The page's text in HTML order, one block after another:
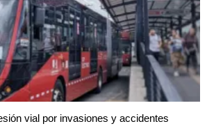
vial por invasiones y accidentes